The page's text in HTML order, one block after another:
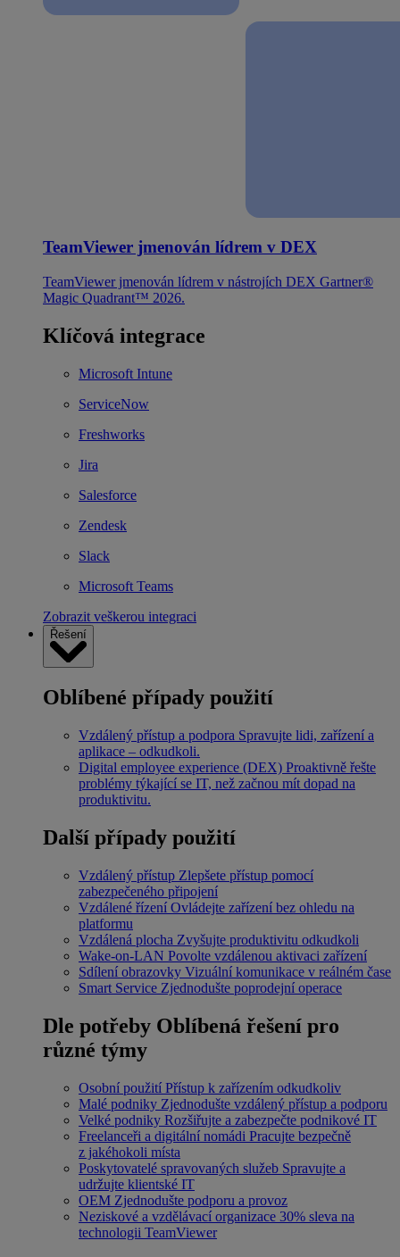
TeamViewer jmenován lídrem v DEX
TeamViewer jmenován lídrem v nástrojích DEX Gartner®
Magic Quadrant™ 2026.
Klíčová integrace
Microsoft Intune
ServiceNow
Freshworks
Jira
Salesforce
Zendesk
Slack
Microsoft Teams
Zobrazit veškerou integraci
Řešení
Oblíbené případy použití
Vzdálený přístup a podpora Spravujte lidi, zařízení a
aplikace – odkudkoli.
Digital employee experience (DEX) Proaktivně řešte
problémy týkající se IT, než začnou mít dopad na
produktivitu.
Další případy použití
Vzdálený přístup Zlepšete přístup pomocí
zabezpečeného připojení
Vzdálené řízení Ovládejte zařízení bez ohledu na
platformu
Vzdálená plocha Zvyšujte produktivitu odkudkoli
Wake-on-LAN Povolte vzdálenou aktivaci zařízení
Sdílení obrazovky Vizuální komunikace v reálném čase
Smart Service Zjednodušte poprodejní operace
Dle potřeby Oblíbená řešení pro
různé týmy
Osobní použití Přístup k zařízením odkudkoliv
Malé podniky Zjednodušte vzdálený přístup a podporu
Velké podniky Rozšiřujte a zabezpečte podnikové IT
Freelanceři a digitální nomádi Pracujte bezpečně
z jakéhokoli místa
Poskytovatelé spravovaných služeb Spravujte a
udržujte klientské IT
OEM Zjednodušte podporu a provoz
Neziskové a vzdělávací organizace 30% sleva na
technologii TeamViewer